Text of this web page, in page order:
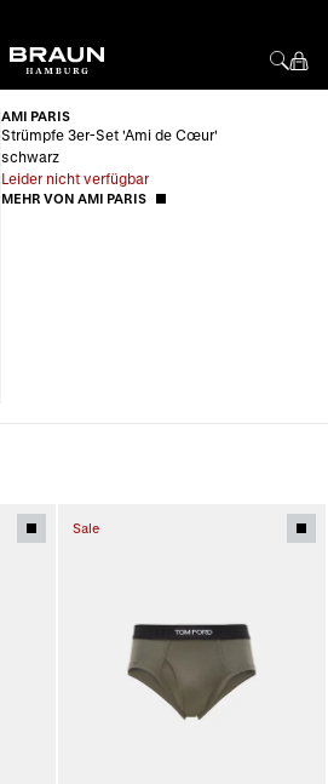
AMI PARIS
Strümpfe 3er-Set 'Ami de Cœur'
schwarz
Leider nicht verfügbar
MEHR VON AMI PARIS
Sale